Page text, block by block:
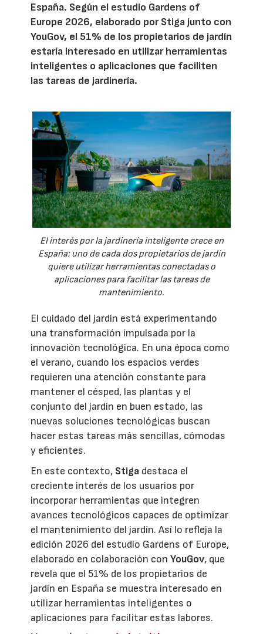
España. Según el estudio Gardens of
Europe 2026, elaborado por Stiga junto con
YouGov, el 51% de los propietarios de jardín
estaría interesado en utilizar herramientas
inteligentes o aplicaciones que faciliten
las tareas de jardinería.
El interés por la jardinería inteligente crece en
España: uno de cada dos propietarios de jardín
quiere utilizar herramientas conectadas o
aplicaciones para facilitar las tareas de
mantenimiento.
El cuidado del jardín está experimentando
una transformación impulsada por la
innovación tecnológica. En una época como
el verano, cuando los espacios verdes
requieren una atención constante para
mantener el césped, las plantas y el
conjunto del jardín en buen estado, las
nuevas soluciones tecnológicas buscan
hacer estas tareas más sencillas, cómodas
y eficientes.
En este contexto, Stiga destaca el
creciente interés de los usuarios por
incorporar herramientas que integren
avances tecnológicos capaces de optimizar
el mantenimiento del jardín. Así lo refleja la
edición 2026 del estudio Gardens of Europe,
elaborado en colaboración conYouGov, que
revela que el 51% de los propietarios de
jardín en España se muestra interesado en
utilizar herramientas inteligentes o
aplicaciones para facilitar estas labores.